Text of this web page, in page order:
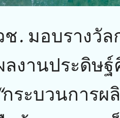
ช. มอบรางวัล
ลงานประดิษ
กระบวนการ